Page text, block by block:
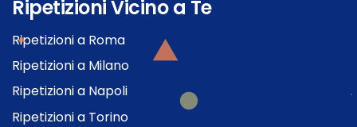
Ripetizioni Vicino a Te
Ripetizioni a Roma
Ripetizioni a Milano
Ripetizioni a Napoli
Ripetizioni a Torino